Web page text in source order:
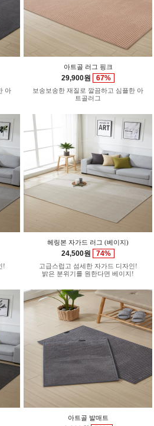
아
아트골 러그 핑크
29,900원 67%
보송보송한 재질로 깔끔하고 심플한 아
트골러그
!
헤링본 자가드 러그 (베이지)
24,500원 74%
고급스럽고 섬세한 자가드 디자인!
밝은 분위기를 원한다면 베이지!
아트골 발매트